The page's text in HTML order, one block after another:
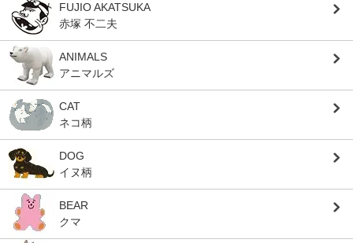
FUJIO AKATSUKA
赤塚 不二夫
ANIMALS
アニマルズ
CAT
ネコ柄
DOG
イヌ柄
BEAR
クマ